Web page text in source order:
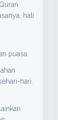
hati
puasa.
hari.